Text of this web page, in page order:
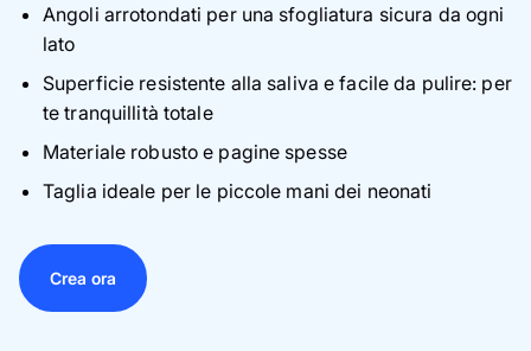
Angoli arrotondati per una sfogliatura sicura da ogni
lato
Superficie resistente alla saliva e facile da pulire: per
te tranquillità totale
Materiale robusto e pagine spesse
Taglia ideale per le piccole mani dei neonati
Crea ora